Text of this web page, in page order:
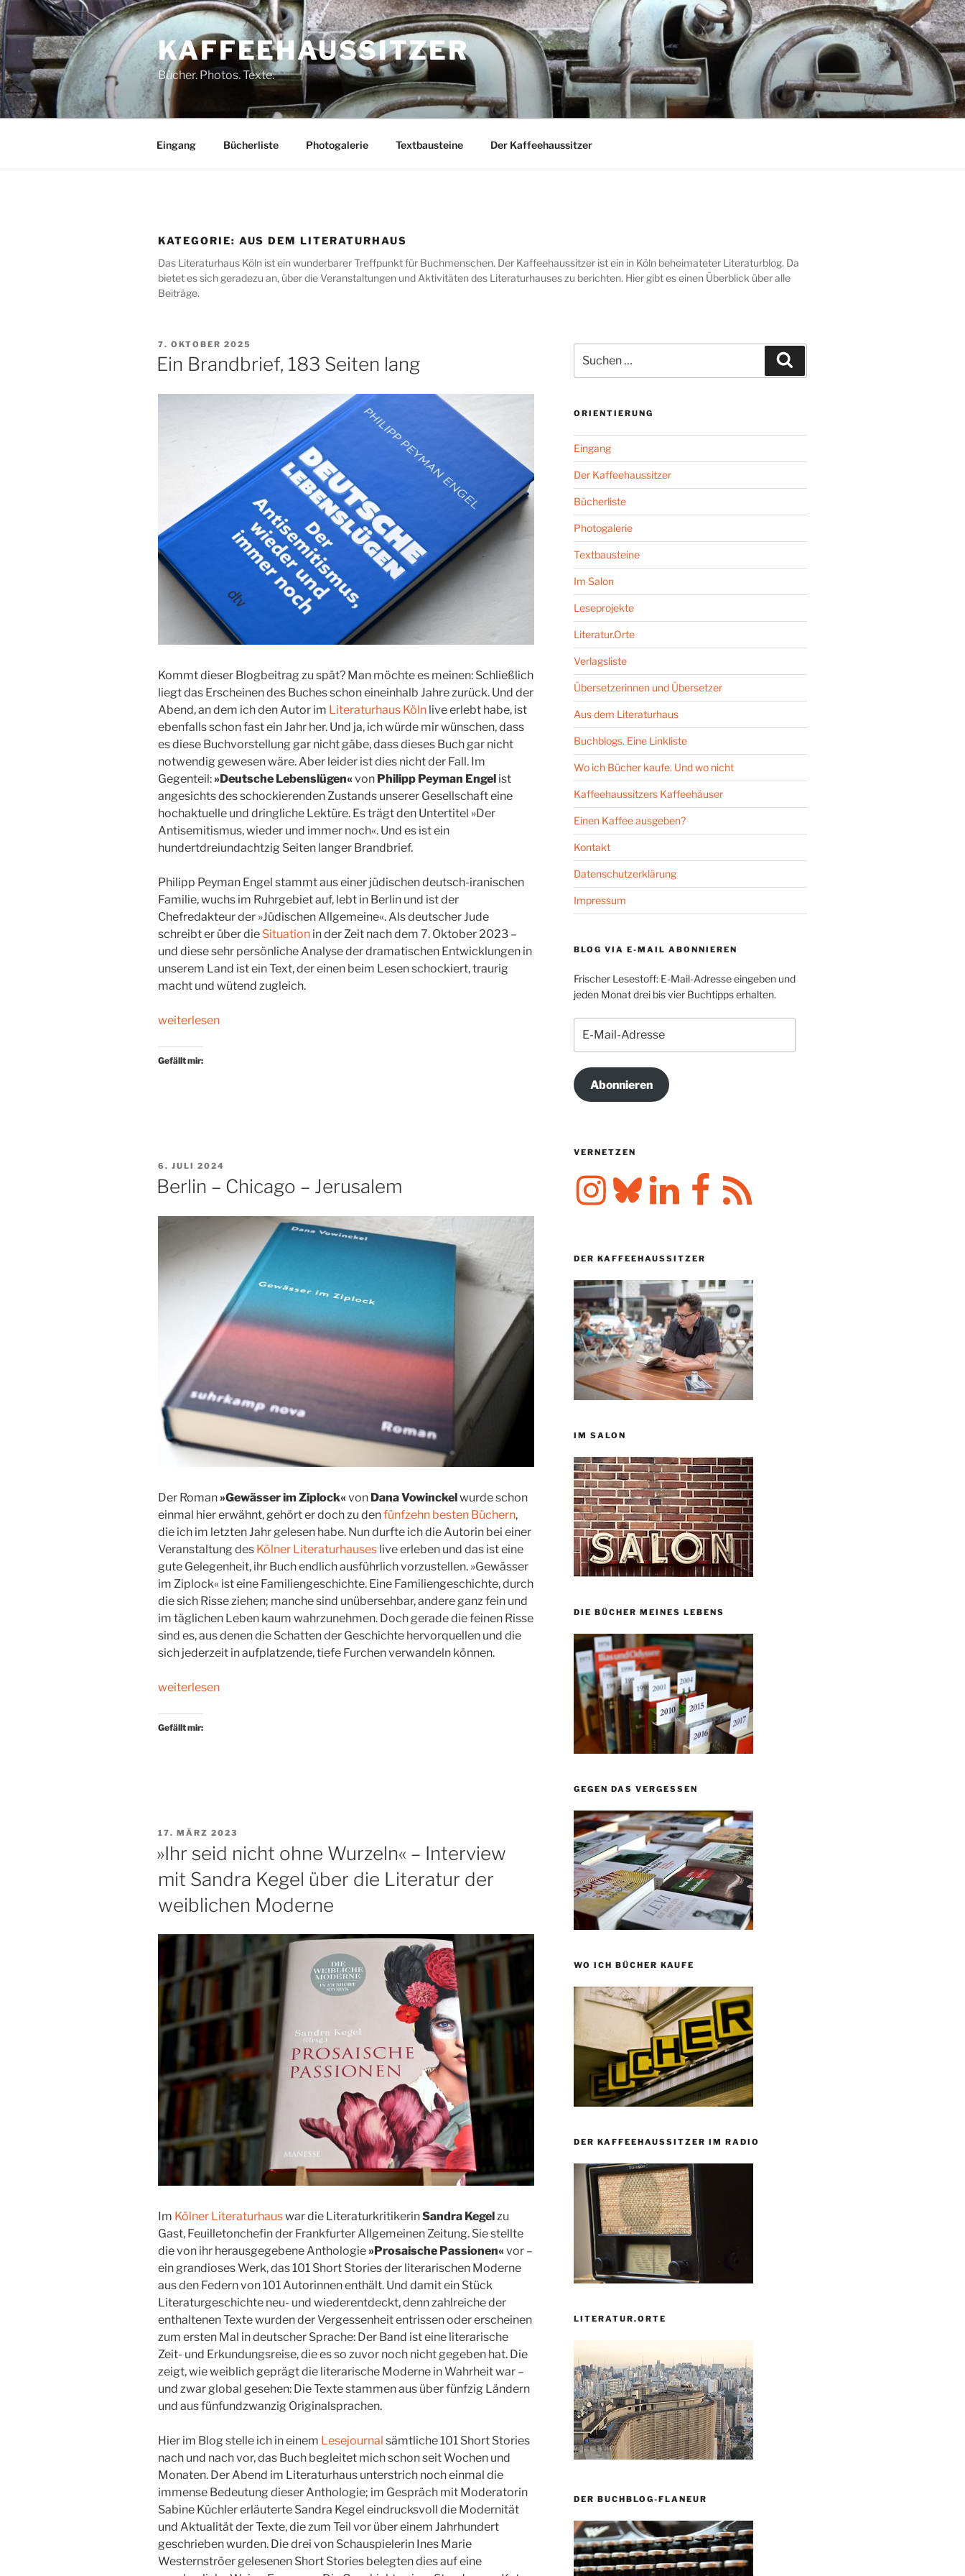
Zum
Inhalt
springen
KAFFEEHAUSSITZER
Bücher. Photos. Texte.
Eingang Bücherliste Photogalerie Textbausteine Der Kaffeehaussitzer
KATEGORIE: AUS DEM LITERATURHAUS
Das Literaturhaus Köln ist ein wunderbarer Treffpunkt für Buchmenschen. Der Kaffeehaussitzer ist ein in Köln beheimateter Literaturblog. Da
bietet es sich geradezu an, über die Veranstaltungen und Aktivitäten des Literaturhauses zu berichten. Hier gibt es einen Überblick über alle
Beiträge.
VERÖFFENTLICHT
AM
7. OKTOBER 2025
Ein Brandbrief, 183 Seiten lang
Kommt dieser Blogbeitrag zu spät? Man möchte es meinen: Schließlich
liegt das Erscheinen des Buches schon eineinhalb Jahre zurück. Und der
Abend, an dem ich den Autor im Literaturhaus Köln live erlebt habe, ist
ebenfalls schon fast ein Jahr her. Und ja, ich würde mir wünschen, dass
es diese Buchvorstellung gar nicht gäbe, dass dieses Buch gar nicht
notwendig gewesen wäre. Aber leider ist dies nicht der Fall. Im
Gegenteil: »Deutsche Lebenslügen« von Philipp Peyman Engel ist
angesichts des schockierenden Zustands unserer Gesellschaft eine
hochaktuelle und dringliche Lektüre. Es trägt den Untertitel »Der
Antisemitismus, wieder und immer noch«. Und es ist ein
hundertdreiundachtzig Seiten langer Brandbrief.
Philipp Peyman Engel stammt aus einer jüdischen deutsch-iranischen
Familie, wuchs im Ruhrgebiet auf, lebt in Berlin und ist der
Chefredakteur der »Jüdischen Allgemeine«. Als deutscher Jude
schreibt er über die Situation in der Zeit nach dem 7. Oktober 2023 –
und diese sehr persönliche Analyse der dramatischen Entwicklungen in
unserem Land ist ein Text, der einen beim Lesen schockiert, traurig
macht und wütend zugleich.
„Ein
183
weiterlesen
Gefällt mir:
VERÖFFENTLICHT
AM
6. JULI 2024
Berlin – Chicago – Jerusalem
Der Roman »Gewässer im Ziplock« von Dana Vowinckelwurde schon
einmal hier erwähnt, gehört er doch zu denfünfzehn besten Büchern,
die ich im letzten Jahr gelesen habe. Nun durfte ich die Autorin bei einer
Veranstaltung des Kölner Literaturhauses live erleben und das ist eine
gute Gelegenheit, ihr Buch endlich ausführlich vorzustellen. »Gewässer
im Ziplock« ist eine Familiengeschichte. Eine Familiengeschichte, durch
die sich Risse ziehen; manche sind unübersehbar, andere ganz fein und
im täglichen Leben kaum wahrzunehmen. Doch gerade die feinen Risse
sind es, aus denen die Schatten der Geschichte hervorquellen und die
sich jederzeit in aufplatzende, tiefe Furchen verwandeln können.
„Berlin
Chicago
weiterlesen
Gefällt mir:
VERÖFFENTLICHT
AM
17. MÄRZ 2023
»Ihr seid nicht ohne Wurzeln« – Interview
mit Sandra Kegel über die Literatur der
weiblichen Moderne
Im Kölner Literaturhauswar die LiteraturkritikerinSandra Kegelzu
Gast, Feuilletonchefin der Frankfurter Allgemeinen Zeitung. Sie stellte
die von ihr herausgegebene Anthologie »Prosaische Passionen« vor –
ein grandioses Werk, das 101 Short Stories der literarischen Moderne
aus den Federn von 101 Autorinnen enthält. Und damit ein Stück
Literaturgeschichte neu- und wiederentdeckt, denn zahlreiche der
enthaltenen Texte wurden der Vergessenheit entrissen oder erscheinen
zum ersten Mal in deutscher Sprache: Der Band ist eine literarische
Zeit- und Erkundungsreise, die es so zuvor noch nicht gegeben hat. Die
zeigt, wie weiblich geprägt die literarische Moderne in Wahrheit war –
und zwar global gesehen: Die Texte stammen aus über fünfzig Ländern
und aus fünfundzwanzig Originalsprachen.
Hier im Blog stelle ich in einem Lesejournal sämtliche 101 Short Stories
nach und nach vor, das Buch begleitet mich schon seit Wochen und
Monaten. Der Abend im Literaturhaus unterstrich noch einmal die
immense Bedeutung dieser Anthologie; im Gespräch mit Moderatorin
Sabine Küchler erläuterte Sandra Kegel eindrucksvoll die Modernität
und Aktualität der Texte, die zum Teil vor über einem Jahrhundert
geschrieben wurden. Die drei von Schauspielerin Ines Marie
Westernströer gelesenen Short Stories belegten dies auf eine
nach:
ORIENTIERUNG
Eingang
Der Kaffeehaussitzer
Bücherliste
Photogalerie
Textbausteine
Im Salon
Leseprojekte
Literatur.Orte
Verlagsliste
Übersetzerinnen und Übersetzer
Aus dem Literaturhaus
Buchblogs. Eine Linkliste
Wo ich Bücher kaufe. Und wo nicht
Kaffeehaussitzers Kaffeehäuser
Einen Kaffee ausgeben?
Kontakt
Datenschutzerklärung
Impressum
BLOG VIA E-MAIL ABONNIEREN
Frischer Lesestoff: E-Mail-Adresse eingeben und
jeden Monat drei bis vier Buchtipps erhalten.
Mail-
Adresse
Abonnieren
VERNETZEN
InstagramBluesky LinkedIn FacebookRSS-
Feed
DER KAFFEEHAUSSITZER
IM SALON
DIE BÜCHER MEINES LEBENS
GEGEN DAS VERGESSEN
WO ICH BÜCHER KAUFE
DER KAFFEEHAUSSITZER IM RADIO
LITERATUR.ORTE
DER BUCHBLOG-FLANEUR